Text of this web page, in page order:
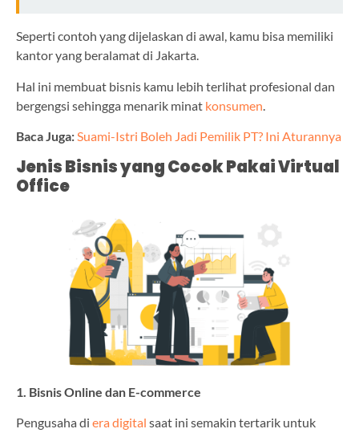
Seperti contoh yang dijelaskan di awal, kamu bisa memiliki
kantor yang beralamat di Jakarta.
Hal ini membuat bisnis kamu lebih terlihat profesional dan
bergengsi sehingga menarik minat konsumen
Baca Juga:Suami-Istri Boleh Jadi Pemilik PT? Ini Aturannya
Jenis Bisnis yang Cocok Pakai Virtual
Office
1. Bisnis Online dan E-commerce
Pengusaha di era digital saat ini semakin tertarik untuk